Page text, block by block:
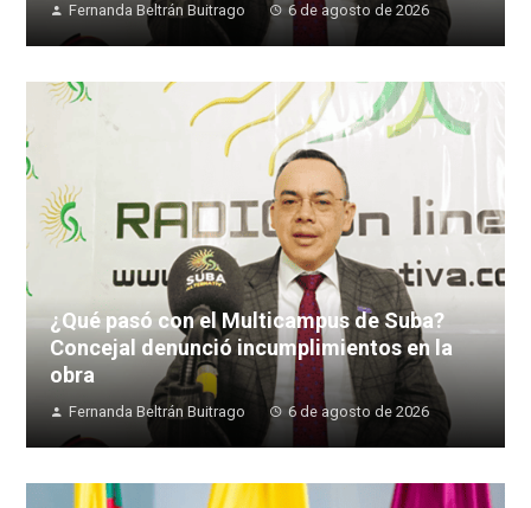
Fernanda Beltrán Buitrago 6 de agosto de 2026
¿Qué pasó con el Multicampus de Suba?
Concejal denunció incumplimientos en la
obra
Fernanda Beltrán Buitrago 6 de agosto de 2026